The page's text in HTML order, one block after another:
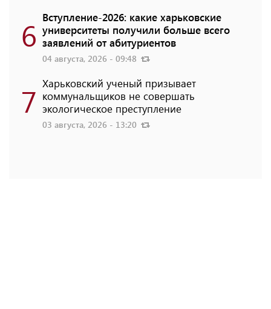
6 Вступление-2026: какие харьковские
университеты получили больше всего
заявлений от абитуриентов
04 августа, 2026 - 09:48
7 Харьковский ученый призывает
коммунальщиков не совершать
экологическое преступление
03 августа, 2026 - 13:20